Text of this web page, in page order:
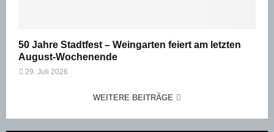
50 Jahre Stadtfest – Weingarten feiert am letzten
August-Wochenende
29. Juli 2026
WEITERE BEITRÄGE